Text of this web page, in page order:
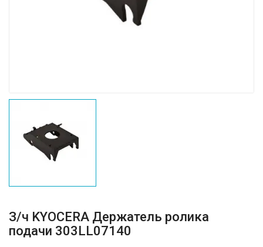
З/ч KYOCERA Держатель ролика
подачи 303LL07140